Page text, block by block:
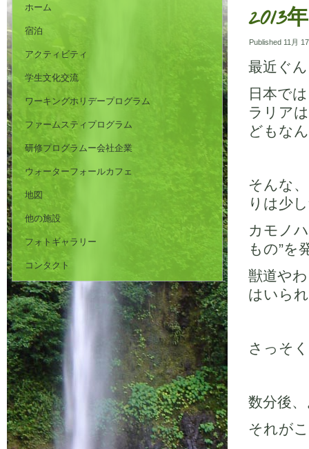
ホーム
宿泊
アクティビティ
学生文化交流
ワーキングホリデープログラム
ファームスティプログラム
研修プログラムー会社企業
ウォーターフォールカフェ
地図
他の施設
フォトギャラリー
コンタクト
2013
Published 11月
最近ぐ
日本で
ラリア
どもな
そんな
りは少
カモノ
もの”を
獣道や
はいら
さっそ
数分後
それが